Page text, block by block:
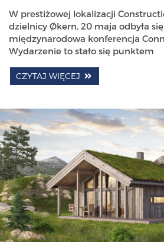
W prestiżowej lokalizacji
dzielnicy Økern, 20 maja odbyła
międzynarodowa konferencja
Wydarzenie to stało się punktem
CZYTAJ WIĘCEJ